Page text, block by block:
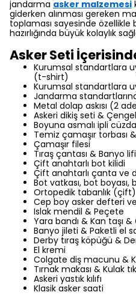
jandarma asker malzemesi
giderken alınması gereken
toplaması sayesinde
hazırlığında büyük kolaylık
Asker Seti
Kurumsal standartlara
(t-shirt)
Kurumsal standartlara
Jandarma
Metal dolap askısı (2
Askeri dikiş seti &
Boyuna asmalı ipli
Temiz çamaşır torbası
Çamaşır filesi
Tıraş çantası & Banyo lifi
Çift anahtarlı bot kilidi
Çift anahtarlı çanta ve
Bot vatkası, bot boyası,
Ortopedik tabanlık
Cep boy asker defteri
Islak mendil & Peçete
Yara bandı & Kan taşı &
Banyo jileti & Paketli el
Derby tıraş köpüğü &
El kremi
Colgate diş macunu &
Tırnak makası & Kulak
Askeri yastık kılıfı
Klasik asker saati